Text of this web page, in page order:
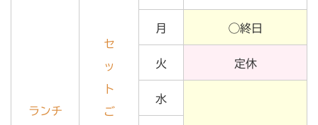
ランチ
セ
ッ
ト
ご
月 ◯終日
火 定休
水